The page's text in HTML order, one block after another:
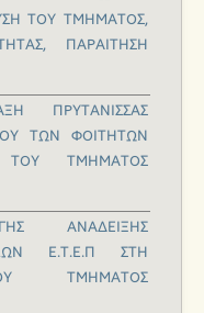
ΤΟΥ ΤΜΗΜΑΤΟΣ,
, ΠΑΡΑΙΤΗΣΗ
ΠΡΥΤΑΝΙΣΣΑΣ
ΤΩΝ ΦΟΙΤΗΤΩΝ
ΤΟΥ ΤΜΗΜΑΤΟΣ
ΑΝΑΔΕΙΞΗΣ
Ε.Τ.Ε.Π ΣΤΗ
ΤΜΗΜΑΤΟΣ